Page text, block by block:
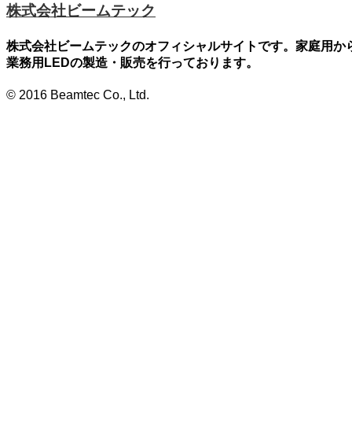
株式会社ビームテック
株式会社ビームテックのオフィシャルサイトです。家庭用か
業務用LEDの製造・販売を行っております。
© 2016 Beamtec Co., Ltd.